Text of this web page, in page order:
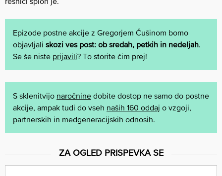
Epizode postne akcije z Gregorjem Čušinom bomo
objavljali skozi ves post: ob sredah, petkih in nedeljah
Se še niste prijavili? To storite čim prej!
S sklenitvijo naročnine dobite dostop ne samo do postne
akcije, ampak tudi do vseh naših 160 oddaj o vzgoji,
partnerskih in medgeneracijskih odnosih.
ZA OGLED PRISPEVKA SE